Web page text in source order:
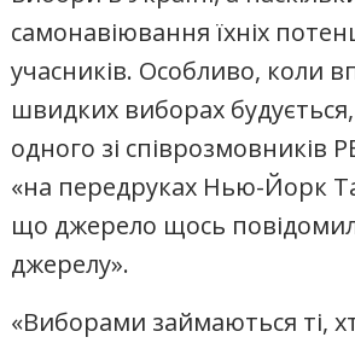
самонавіювання їхніх
учасників. Особливо, коли
швидких виборах
одного зі співрозмовників
«на передруках Нью-Йорк
що джерело щось
джерелу».
«Виборами займаються ті,